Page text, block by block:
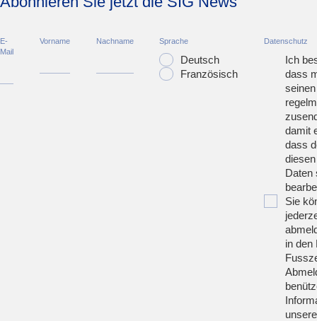
E-
Mail
Vorname Nachname Sprache
Deutsch
Französisch
Datenschutz
Ich
dass
damit
dass
Daten
Sie
in den